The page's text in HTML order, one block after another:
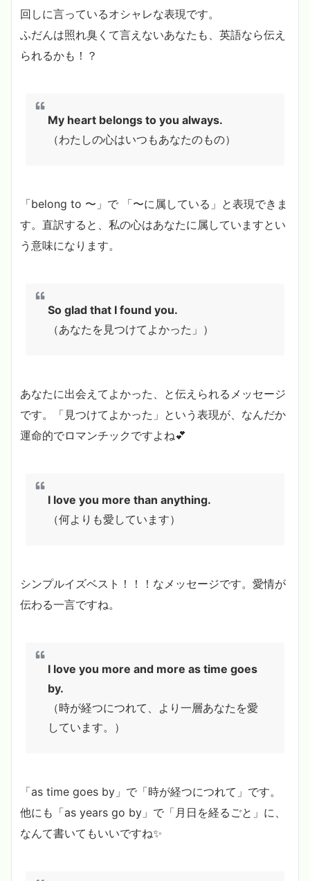
回しに言っているオシャレな表現です。
ふだんは照れ臭くて言えないあなたも、英語なら伝え
られるかも！？
My heart belongs to you always.
（わたしの心はいつもあなたのもの）
「belong to 〜」で 「〜に属している」と表現できま
す。直訳すると、私の心はあなたに属していますとい
う意味になります。
So glad that I found you.
（あなたを見つけてよかった」）
あなたに出会えてよかった、と伝えられるメッセージ
です。「見つけてよかった」という表現が、なんだか
運命的でロマンチックですよね💕
I love you more than anything.
（何よりも愛しています）
シンプルイズベスト！！！なメッセージです。愛情が
伝わる一言ですね。
I love you more and more as time goes
by.
（時が経つにつれて、より一層あなたを愛
しています。）
「as time goes by」で「時が経つにつれて」です。
他にも「as years go by」で「月日を経るごと」に、
なんて書いてもいいですね✨